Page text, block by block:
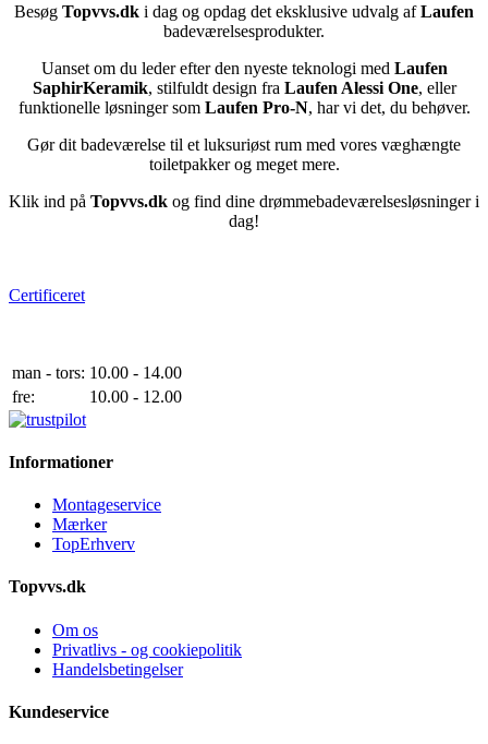
Besøg Topvvs.dk i dag og opdag det eksklusive udvalg afLaufen
badeværelsesprodukter.
Uanset om du leder efter den nyeste teknologi med Laufen
SaphirKeramik, stilfuldt design fra Laufen Alessi One, eller
funktionelle løsninger som Laufen Pro-N, har vi det, du behøver.
Gør dit badeværelse til et luksuriøst rum med vores væghængte
toiletpakker og meget mere.
Klik ind på Topvvs.dk og find dine drømmebadeværelsesløsninger i
dag!
Certificeret
man - tors: 10.00 - 14.00
fre:
10.00 - 12.00
Informationer
Montageservice
Mærker
TopErhverv
Topvvs.dk
Om os
Privatlivs - og cookiepolitik
Handelsbetingelser
Kundeservice